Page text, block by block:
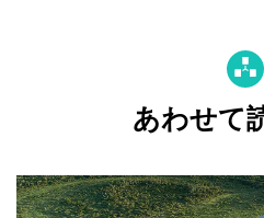
あわせて